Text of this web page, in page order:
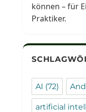
können – für
Praktiker.
AI (72)
artificial